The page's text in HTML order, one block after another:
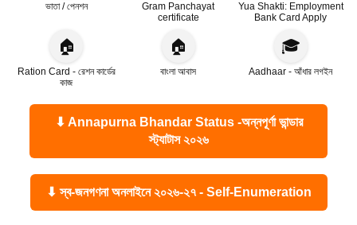
ভাতা / পেনশন
Gram Panchayat
certificate
Yua Shakti: Employment
Bank Card Apply
🏠
Ration Card - রেশন কার্ডের
কাজ
🏠
বাংলা আবাস
🎓
Aadhaar - আঁধার লগইন
⬇ Annapurna Bhandar Status -অন্নপূর্ণা ভান্ডার
স্ট্যাটাস ২০২৬
⬇ স্ব-জনগণনা অনলাইনে ২০২৬-২৭ - Self-Enumeration